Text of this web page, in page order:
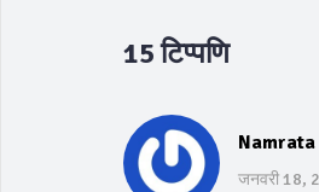
15 टिप्पणि
जनवरी 18,